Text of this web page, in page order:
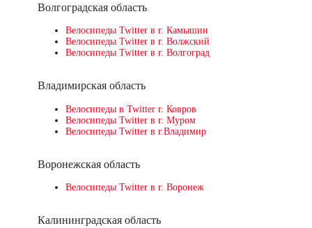
Волгоградская область
Велосипеды Twitter в г. Камышин
Велосипеды Twitter в г. Волжский
Велосипеды Twitter в г. Волгоград
Владимирская область
Велосипеды в Twitter г. Ковров
Велосипеды Twitter в г. Муром
Велосипеды Twitter в г.Владимир
Воронежская область
Велосипеды Twitter в г. Воронеж
Калининградская область